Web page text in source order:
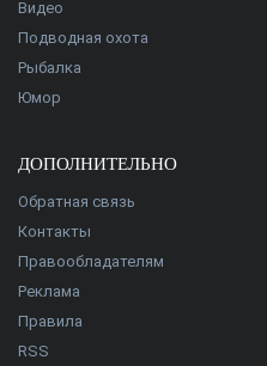
Видео
Подводная охота
Рыбалка
Юмор
ДОПОЛНИТЕЛЬНО
Обратная связь
Контакты
Правообладателям
Реклама
Правила
RSS